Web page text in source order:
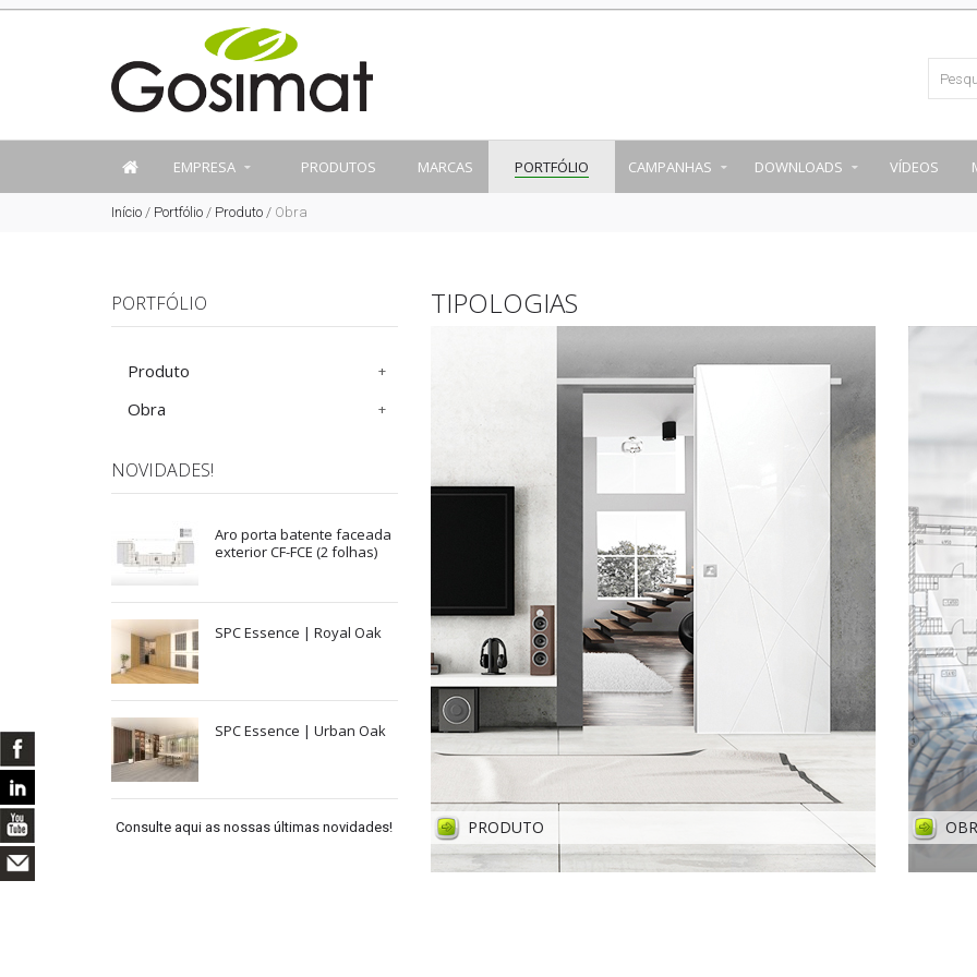
EMPRESA PRODUTOS MARCAS PORTFÓLIO CAMPANHAS DOWNLOADS VÍDEOS
Início / Portfólio / Produto / Obra
PORTFÓLIO
Produto
Obra
NOVIDADES!
Aro porta batente faceada
exterior CF-FCE (2 folhas)
SPC Essence | Royal Oak
SPC Essence | Urban Oak
Consulte aqui as nossas últimas novidades!
TIPOLOGIAS
PRODUTO